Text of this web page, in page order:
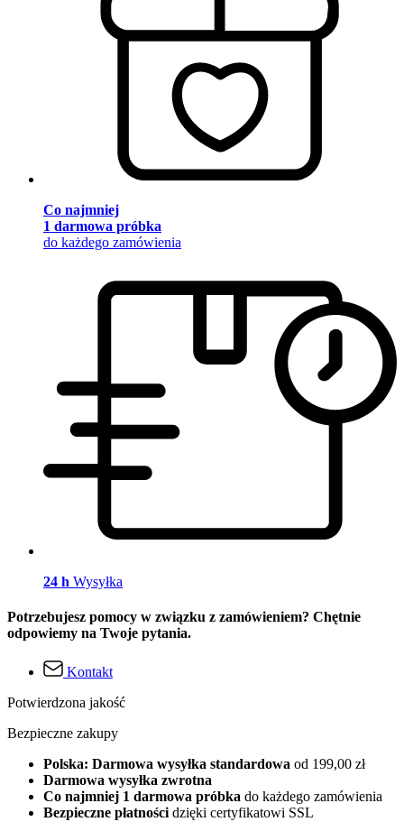
Co najmniej
1 darmowa próbka
do każdego zamówienia
24 h Wysyłka
Potrzebujesz pomocy w związku z zamówieniem? Chętnie
odpowiemy na Twoje pytania.
Kontakt
Potwierdzona jakość
Bezpieczne zakupy
Polska: Darmowa wysyłka standardowa od 199,00 zł
Darmowa wysyłka zwrotna
Co najmniej 1 darmowa próbka do każdego zamówienia
Bezpieczne płatności dzięki certyfikatowi SSL